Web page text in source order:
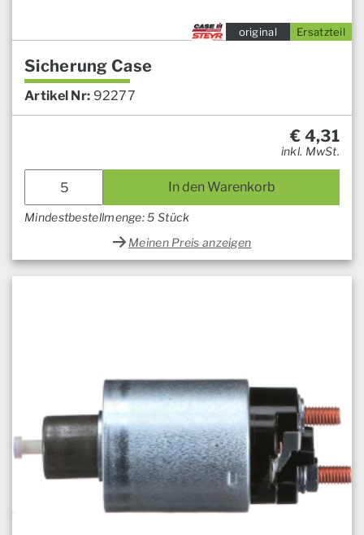
Ersatzteil
original
Sicherung Case
Artikel Nr: 92277
€ 4,31
inkl. MwSt.
In den Warenkorb
Mindestbestellmenge: 5 Stück
Meinen Preis anzeigen